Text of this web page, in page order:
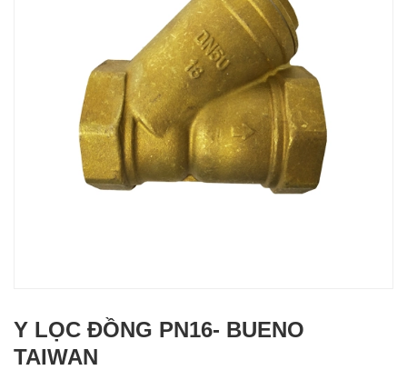
Y LỌC ĐỒNG PN16- BUENO
TAIWAN